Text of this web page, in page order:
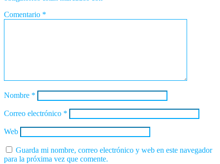
Comentario *
Nombre *
Correo electrónico *
Web
Guarda mi nombre, correo electrónico y web en este navegador
para la próxima vez que comente.